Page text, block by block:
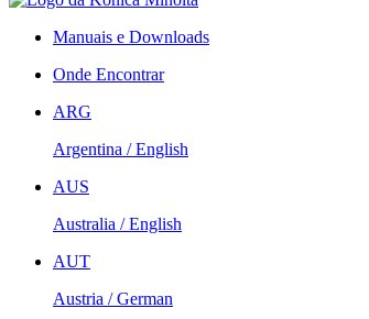
Manuais e Downloads
Onde Encontrar
ARG
Argentina / English
AUS
Australia / English
AUT
Austria / German